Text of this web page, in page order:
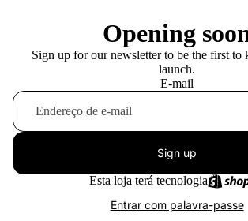
Opening
Sign up for our newsletter to be the first
launch.
E-mail
Sign up
Esta loja terá tecnologia
Entrar com palavra-passe